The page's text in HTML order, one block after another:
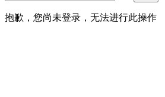
抱歉，您尚未登录，无法进行此操作